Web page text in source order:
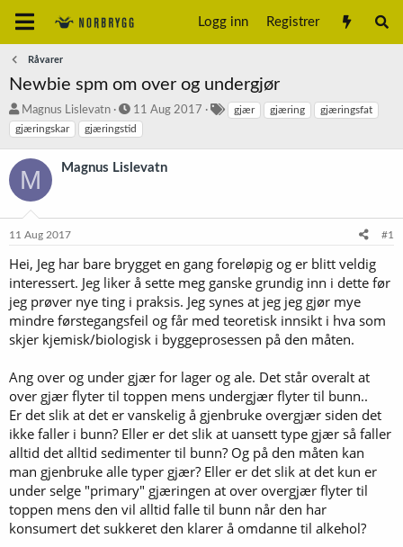
Logg inn Registrer
Råvarer
Newbie spm om over og undergjør
T
r
å
d
s
t
a
r
t
r
Magnus Lislevatn
S
t
a
t
t
11 Aug 2017
d
gjær gjæring
gjæringsfat
gjæringskar
gjæringstid
M Magnus Lislevatn
11 Aug 2017 #1
Hei, Jeg har bare brygget en gang foreløpig og er blitt veldig
interessert. Jeg liker å sette meg ganske grundig inn i dette før
jeg prøver nye ting i praksis. Jeg synes at jeg jeg gjør mye
mindre førstegangsfeil og får med teoretisk innsikt i hva som
skjer kjemisk/biologisk i byggeprosessen på den måten.
Ang over og under gjær for lager og ale. Det står overalt at
over gjær flyter til toppen mens undergjær flyter til bunn..
Er det slik at det er vanskelig å gjenbruke overgjær siden det
ikke faller i bunn? Eller er det slik at uansett type gjær så faller
alltid det alltid sedimenter til bunn? Og på den måten kan
man gjenbruke alle typer gjær? Eller er det slik at det kun er
under selge "primary" gjæringen at over overgjær flyter til
toppen mens den vil alltid falle til bunn når den har
konsumert det sukkeret den klarer å omdanne til alkehol?